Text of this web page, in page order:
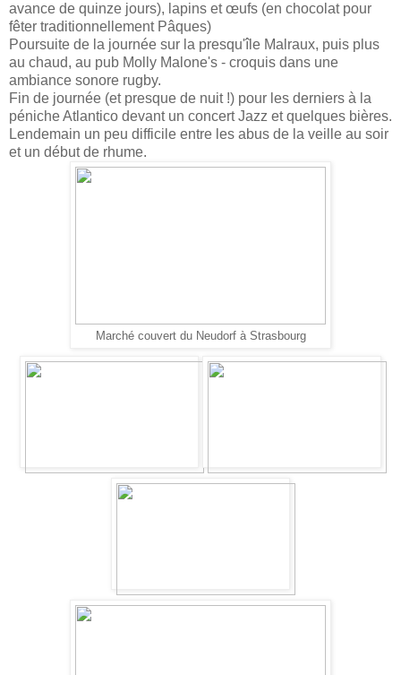
avance de quinze jours), lapins et œufs (en chocolat pour
fêter traditionnellement Pâques)
Poursuite de la journée sur la presqu'île Malraux, puis plus
au chaud, au pub Molly Malone's - croquis dans une
ambiance sonore rugby.
Fin de journée (et presque de nuit !) pour les derniers à la
péniche Atlantico devant un concert Jazz et quelques bières.
Lendemain un peu difficile entre les abus de la veille au soir
et un début de rhume.
Marché couvert du Neudorf à Strasbourg